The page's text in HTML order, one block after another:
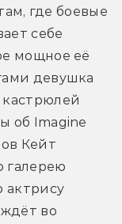
где боевые
себе
мощное её
девушка
об Imagine
Кейт
галерею
актрису
во